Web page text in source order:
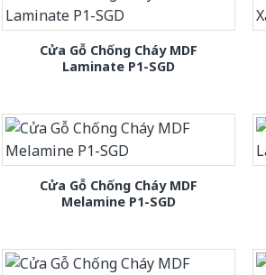
Cửa Gỗ Chống Cháy MDF
Laminate P1-SGD
Cửa Gỗ Chống Cháy MDF
Melamine P1-SGD